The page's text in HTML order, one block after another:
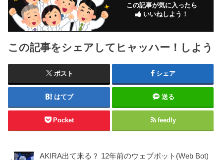
この記事が気に入ったら
いいねしよう！
この記事をシェアしてヒャッハー！しよう
ポスト シェア
はてブ 送る
Pocket feedly
AKIRA出て来る？ 12年前のウェブボット(Web Bot)